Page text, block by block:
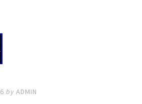
byADMIN